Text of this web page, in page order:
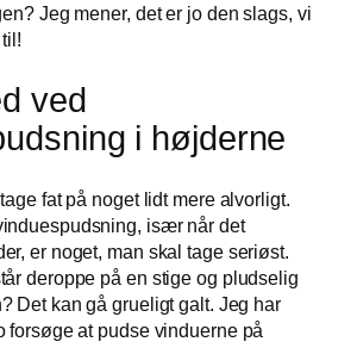
Jeg mener, det er jo den slags, vi
ved
i højderne
fat på noget lidt mere alvorligt.
især når det
er noget, man skal tage seriøst.
deroppe på en stige og pludselig
Det kan gå grueligt galt. Jeg har
forsøge at pudse vinduerne på